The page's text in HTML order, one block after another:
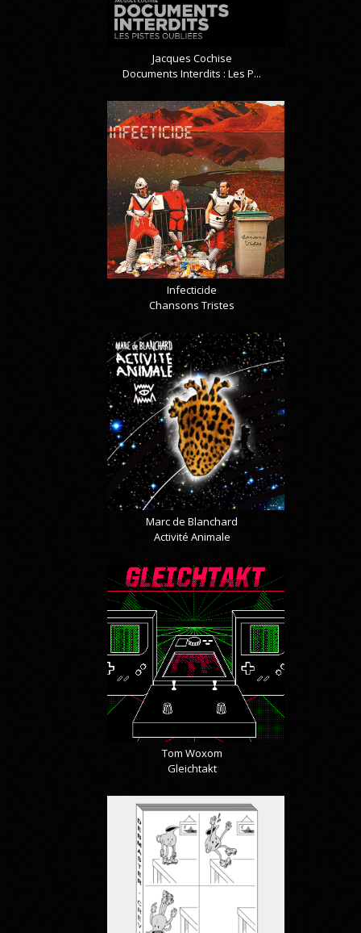
Jacques Cochise
Documents Interdits : Les P...
Infecticide
Chansons Tristes
Marc de Blanchard
Activité Animale
Tom Woxom
Gleichtakt